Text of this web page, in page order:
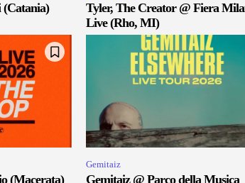
Tyler, The Creator @ Fiera
Live (Rho, MI)
(Macerata)
Gemitaiz
Gemitaiz @ Parco della Musica